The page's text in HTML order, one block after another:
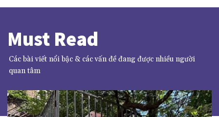
02:03
[Teaser] Chi tiết diện định cư International Skilled
Worker Hard to Fill Skills tại Saskatchewan
02:16
06:02
Must Read
Các bài viết nổi bậc & các vấn đề đang được nhiều người
quan tâm